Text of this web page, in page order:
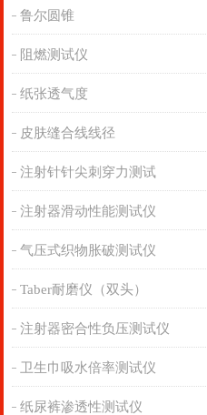
鲁尔圆锥
阻燃测试仪
纸张透气度
皮肤缝合线线径
注射针针尖刺穿力测试
注射器滑动性能测试仪
气压式织物胀破测试仪
Taber耐磨仪（双头）
注射器密合性负压测试仪
卫生巾吸水倍率测试仪
纸尿裤渗透性测试仪